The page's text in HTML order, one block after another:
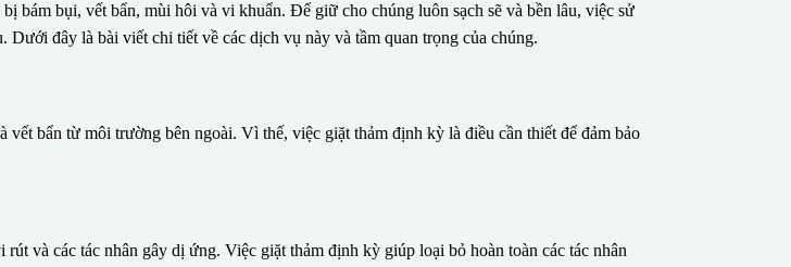
bám bụi, vết bẩn, mùi hôi và vi khuẩn. Để giữ cho chúng luôn sạch sẽ và bền lâu, việc sử
đây là bài viết chi tiết về các dịch vụ này và tầm quan trọng của chúng.
bẩn từ môi trường bên ngoài. Vì thế, việc giặt thảm định kỳ là điều cần thiết để đảm bảo
và các tác nhân gây dị ứng. Việc giặt thảm định kỳ giúp loại bỏ hoàn toàn các tác nhân